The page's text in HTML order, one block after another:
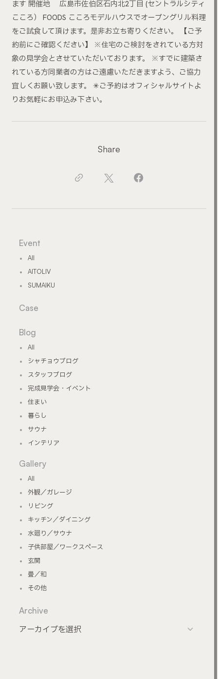
ます 開催地 広島市佐伯区石内北2丁目 (セントラルシティ
こころ） FOODS こころモデルハウスでオーブングリル料理
をご試食して頂けます。是非お立ち寄りください。 【ご予
約前にご確認ください】 ※住宅のご検討をされている方対
象の見学会とさせていただいております。 ※すでに建築さ
れている方同業者の方はご遠慮いただきますよう、ご協力
宜しくお願い致します。 ✳︎ご予約はオフィシャルサイトよ
りお気軽にお申込み下さい。
Share
Event
All
AITOLIV
SUMAIKU
Case
Blog
All
シャチョウブログ
スタッフブログ
完成見学会・イベント
住まい
暮らし
サウナ
インテリア
Gallery
All
外観／ガレージ
リビング
キッチン／ダイニング
水廻り／サウナ
子供部屋／ワークスペース
玄関
畳／和
その他
Archive